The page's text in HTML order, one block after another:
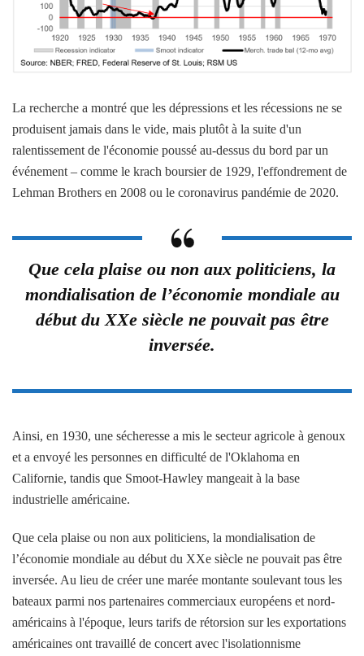
La recherche a montré que les dépressions et les récessions ne se
produisent jamais dans le vide, mais plutôt à la suite d'un
ralentissement de l'économie poussé au-dessus du bord par un
événement – comme le krach boursier de 1929, l'effondrement de
Lehman Brothers en 2008 ou le coronavirus pandémie de 2020.
Que cela plaise ou non aux politiciens, la
mondialisation de l’économie mondiale au
début du XXe siècle ne pouvait pas être
inversée.
Ainsi, en 1930, une sécheresse a mis le secteur agricole à genoux
et a envoyé les personnes en difficulté de l'Oklahoma en
Californie, tandis que Smoot-Hawley mangeait à la base
industrielle américaine.
Que cela plaise ou non aux politiciens, la mondialisation de
l’économie mondiale au début du XXe siècle ne pouvait pas être
inversée. Au lieu de créer une marée montante soulevant tous les
bateaux parmi nos partenaires commerciaux européens et nord-
américains à l'époque, leurs tarifs de rétorsion sur les exportations
américaines ont travaillé de concert avec l'isolationnisme